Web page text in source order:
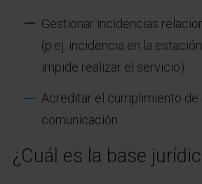
Gestionar incidencias
(p.ej. incidencia en la
impide realizar el servicio)
Acreditar el cumplimiento de
comunicación.
¿Cuál es la base